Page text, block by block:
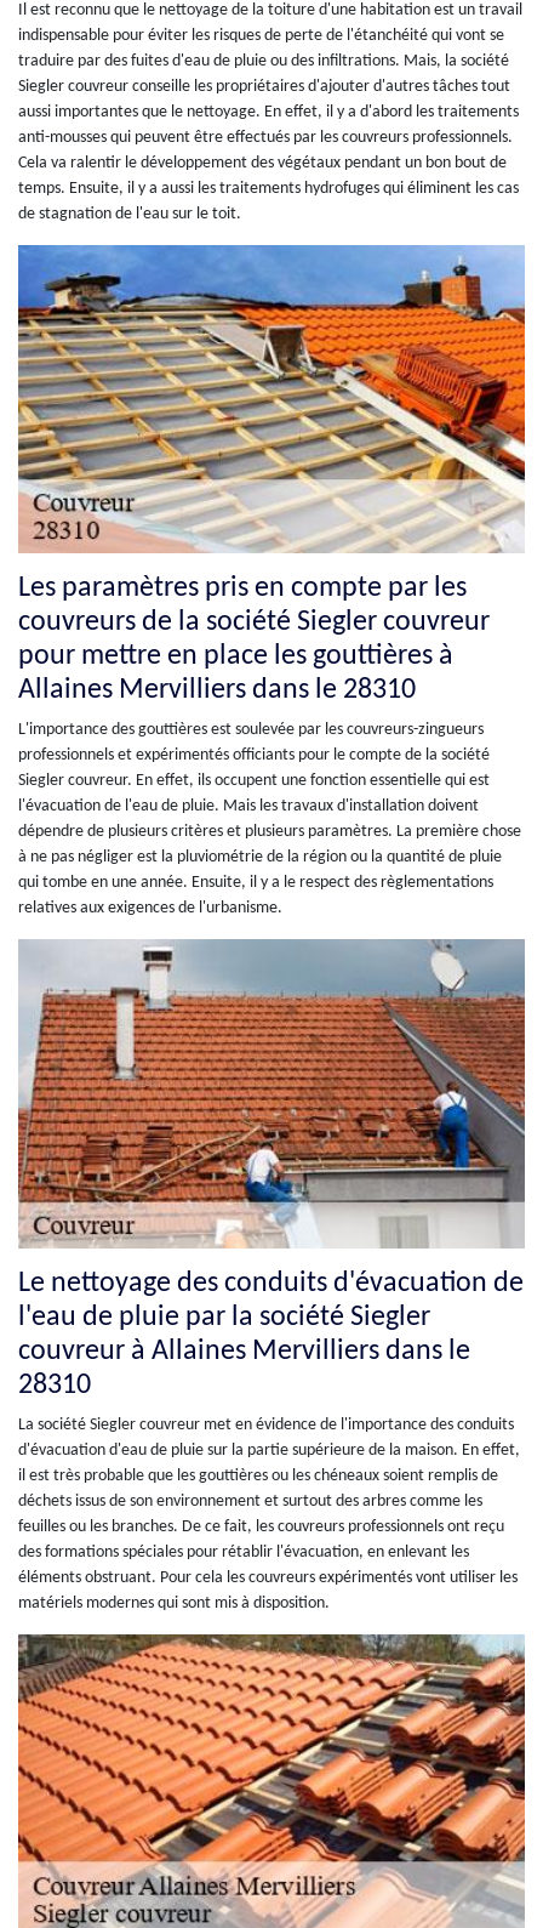
Il est reconnu que le nettoyage de la toiture d'une habitation est un travail
indispensable pour éviter les risques de perte de l'étanchéité qui vont se
traduire par des fuites d'eau de pluie ou des infiltrations. Mais, la société
Siegler couvreur conseille les propriétaires d'ajouter d'autres tâches tout
aussi importantes que le nettoyage. En effet, il y a d'abord les traitements
anti-mousses qui peuvent être effectués par les couvreurs professionnels.
Cela va ralentir le développement des végétaux pendant un bon bout de
temps. Ensuite, il y a aussi les traitements hydrofuges qui éliminent les cas
de stagnation de l'eau sur le toit.
Les paramètres pris en compte par les
couvreurs de la société Siegler couvreur
pour mettre en place les gouttières à
Allaines Mervilliers dans le 28310
L'importance des gouttières est soulevée par les couvreurs-zingueurs
professionnels et expérimentés officiants pour le compte de la société
Siegler couvreur. En effet, ils occupent une fonction essentielle qui est
l'évacuation de l'eau de pluie. Mais les travaux d'installation doivent
dépendre de plusieurs critères et plusieurs paramètres. La première chose
à ne pas négliger est la pluviométrie de la région ou la quantité de pluie
qui tombe en une année. Ensuite, il y a le respect des règlementations
relatives aux exigences de l'urbanisme.
Le nettoyage des conduits d'évacuation de
l'eau de pluie par la société Siegler
couvreur à Allaines Mervilliers dans le
28310
La société Siegler couvreur met en évidence de l'importance des conduits
d'évacuation d'eau de pluie sur la partie supérieure de la maison. En effet,
il est très probable que les gouttières ou les chéneaux soient remplis de
déchets issus de son environnement et surtout des arbres comme les
feuilles ou les branches. De ce fait, les couvreurs professionnels ont reçu
des formations spéciales pour rétablir l'évacuation, en enlevant les
éléments obstruant. Pour cela les couvreurs expérimentés vont utiliser les
matériels modernes qui sont mis à disposition.